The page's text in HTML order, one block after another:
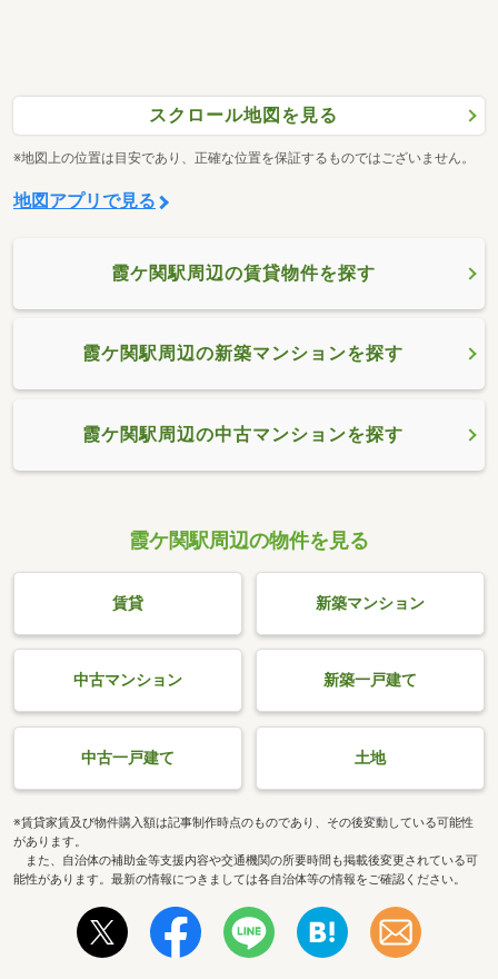
スクロール地図を見る
※地図上の位置は目安であり、正確な位置を保証するものではございません。
地図アプリで見る
霞ケ関駅周辺の賃貸物件を探す
霞ケ関駅周辺の新築マンションを探す
霞ケ関駅周辺の中古マンションを探す
霞ケ関駅周辺の物件を見る
賃貸 新築マンション
中古マンション 新築一戸建て
中古一戸建て 土地
※賃貸家賃及び物件購入額は記事制作時点のものであり、その後変動している可能性
があります。
また、自治体の補助金等支援内容や交通機関の所要時間も掲載後変更されている可
能性があります。最新の情報につきましては各自治体等の情報をご確認ください。